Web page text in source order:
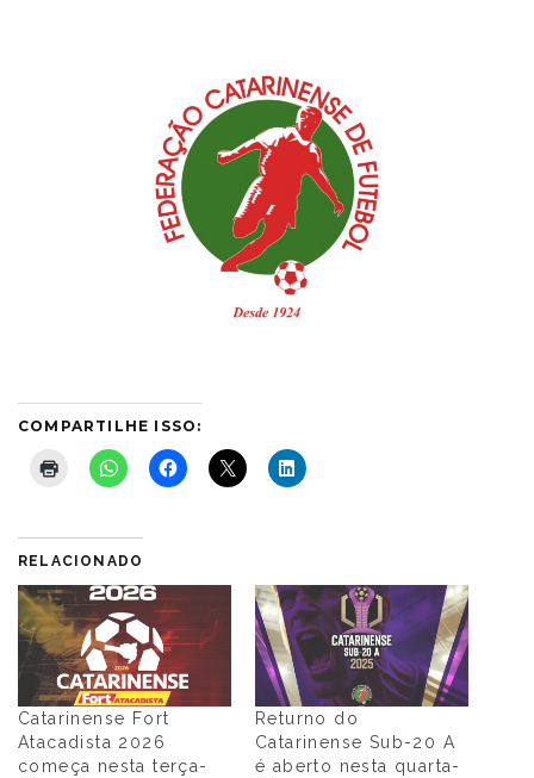
COMPARTILHE ISSO:
RELACIONADO
Catarinense Fort
Atacadista 2026
começa nesta terça-
Returno do
Catarinense Sub-20 A
é aberto nesta quarta-